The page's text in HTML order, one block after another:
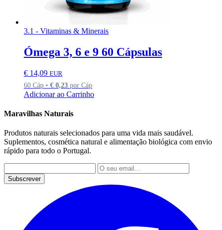
3.1 - Vitaminas & Minerais
Ómega 3, 6 e 9 60 Cápsulas
€ 14,09 EUR
60 Cáp • € 0,23 por Cáp
Adicionar ao Carrinho
Maravilhas Naturais
Produtos naturais selecionados para uma vida mais saudável.
Suplementos, cosmética natural e alimentação biológica com envio
rápido para todo o Portugal.
Subscrever